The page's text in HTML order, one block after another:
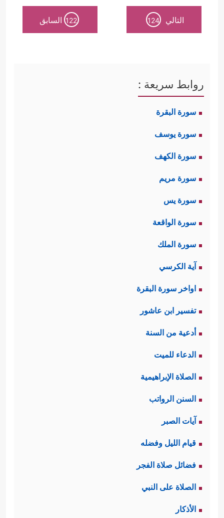
التالي 124
122 السابق
روابط سريعة :
سورة البقرة
سورة يوسف
سورة الكهف
سورة مريم
سورة يس
سورة الواقعة
سورة الملك
آية الكرسي
اواخر سورة البقرة
تفسير ابن عاشور
أدعية من السنة
الدعاء للميت
الصلاة الإبراهيمية
السنن الرواتب
آيات الصبر
قيام الليل وفضله
فضائل صلاة الفجر
الصلاة على النبي
الأذكار